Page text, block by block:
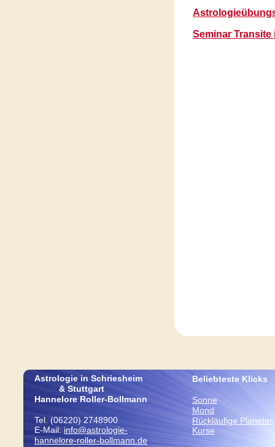
Seminar Transite
Astrologie in Schriesheim
& Stuttgart
Hannelore Roller-Bollmann
Tel. (06220) 2748900
E-Mail: info@astrologie-
hannelore-roller-bollmann.de
Beliebteste Klicks
Sonne
Mond
Rückläufige Planeten
Kurse